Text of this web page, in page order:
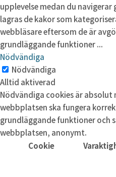
upplevelse medan du navigerar
lagras de kakor som
webbläsare eftersom de är
grundläggande funktioner...
Nödvändiga
Nödvändiga
Alltid aktiverad
Nödvändiga cookies är
webbplatsen ska fungera
grundläggande funktioner och
webbplatsen, anonymt.
Cookie